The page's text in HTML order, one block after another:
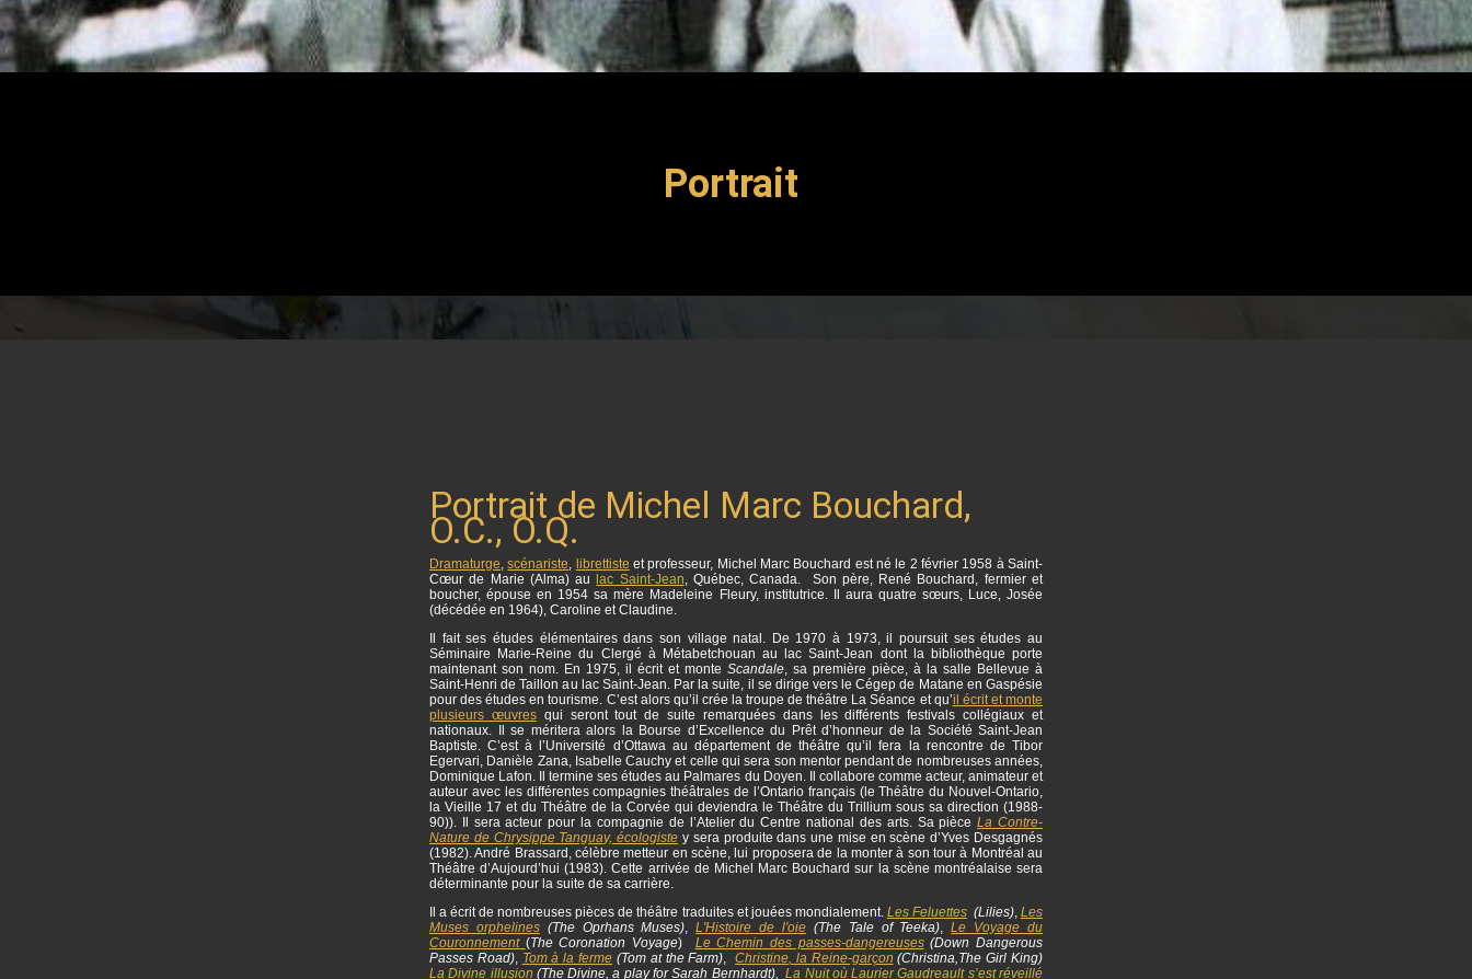
Portrait
Portrait de Michel Marc Bouchard,
O.C., O.Q.
Dramaturge ,scénariste librettiste et professeur, Michel Marc Bouchard est né le 2 février 1958 à Saint-
Cœur de Marie (Alma) aulac Saint-Jean , Québec, Canada. Son père, René Bouchard, fermier et
boucher, épouse en 1954 sa mère Madeleine Fleury, institutrice. Il aura quatre sœurs, Luce, Josée
(décédée en 1964), Caroline et Claudine.
Il fait ses études élémentaires dans son village natal. De 1970 à 1973, il poursuit ses études au
Séminaire Marie-Reine du Clergé à Métabetchouan au lac Saint-Jean dont la bibliothèque porte
maintenant son nom. En 1975, il écrit et monte Scandale , sa première pièce, à la salle Bellevue à
Saint-Henri de Taillon au lac Saint-Jean. Par la suite, il se dirige vers le Cégep de Matane en Gaspésie
pour des études en tourisme. C’est alors qu’il crée la troupe de théâtre La Séance et qu’il écrit et monte
plusieurs œuvresqui seront tout de suite remarquées dans les différents festivals collégiaux et
nationaux. Il se méritera alors la Bourse d’Excellence du Prêt d’honneur de la Société Saint-Jean
Baptiste. C’est à l’Université d’Ottawa au département de théâtre qu’il fera la rencontre de Tibor
Egervari, Danièle Zana, Isabelle Cauchy et celle qui sera son mentor pendant de nombreuses années,
Dominique Lafon. Il termine ses études au Palmares du Doyen. Il collabore comme acteur, animateur et
auteur avec les différentes compagnies théâtrales de l’Ontario français (le Théâtre du Nouvel-Ontario,
la Vieille 17 et du Théâtre de la Corvée qui deviendra le Théâtre du Trillium sous sa direction (1988-
90)). Il sera acteur pour la compagnie de l’Atelier du Centre national des arts. Sa pièceLa Contre-
Nature de Chrysippe Tanguay, écologiste y sera produite dans une mise en scène d’Yves Desgagnés
(1982). André Brassard, célèbre metteur en scène, lui proposera de la monter à son tour à Montréal au
Théâtre d’Aujourd’hui (1983). Cette arrivée de Michel Marc Bouchard sur la scène montréalaise sera
déterminante pour la suite de sa carrière.
Il a écrit de nombreuses pièces de théâtre traduites et jouées mondialement. Les Feluettes(Lilies), Les
Muses orphelines(The Oprhans Muses) ,L'Histoire de l'oie (The Tale of Teeka) ,Le Voyage du
Couronnement (The Coronation Voyage) Le Chemin des passes-dangereuses(Down Dangerous
Passes Road), Tom à la ferme (Tom at the Farm) Christine, la Reine-garçon (Christina,The Girl King)
La Divine illusion (The Divine, a play for Sarah Bernhardt),
La Nuit où Laurier Gaudreault s’est réveillé